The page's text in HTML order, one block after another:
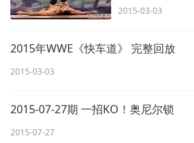
2015-03-03
2015年WWE《快车道》 完整回放
2015-03-03
2015-07-27期 一招KO！奥尼尔锁
2015-07-27